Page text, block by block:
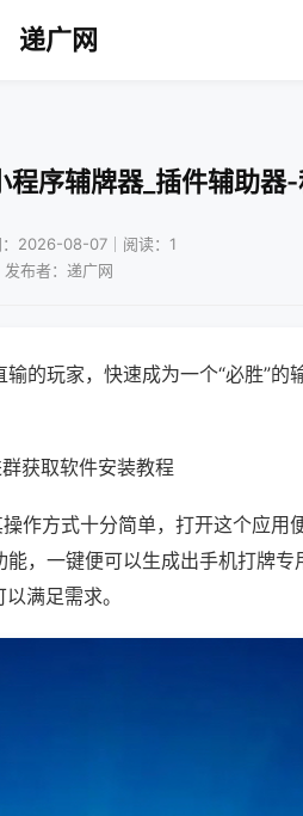
递广网
序辅牌器_插件辅助器-
：2026-08-07｜阅读：1
发布者：递广网
的玩家，快速成为一个“必胜”的
获取软件安装教程
作方式十分简单，打开这个应用
，一键便可以生成出手机打牌专
满足需求。